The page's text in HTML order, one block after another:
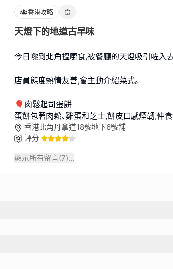
香港攻略 食
天燈下的地道古早味
今日嚟到北角搵嘢食,被餐廳的天燈吸引咗入
店員態度熱情友善,會主動介紹菜式｡
🎈肉鬆起司蛋餅
蛋餅包著肉鬆､雞蛋和芝士,餅皮口感煙韌,仲
香港北角丹拿道18號地下6號舖
評分
顯示所有留言(7)...